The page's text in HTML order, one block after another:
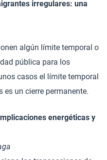
irregulares: una
algún límite temporal o
pública para los
casos el límite temporal
es un cierre permanente.
energéticas y